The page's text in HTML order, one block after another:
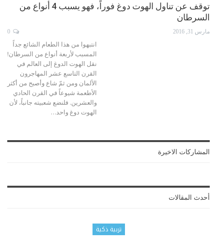
توقف عن تناول الهوت دوغ فوراً، فهو يسبب 4 أنواع من
السرطان
مارس 31, 2016
انتبهوا من هذا الطعام الشائع جداً
المسبب لأربعة أنواع من السرطان!
نقل الهوت الدوغ إلى العالم في
القرن التاسع عشر المهاجرون
الألمان ومن ثمّ شاع وأصبح من أكثر
الأطعمة شيوعاً في القرن الحادي
والعشرين. فلنضع شعبيته جانباً، لأن
الهوت دوغ واحد…
المشاركات الاخيرة
أحدث المقالات
تربية ذكية